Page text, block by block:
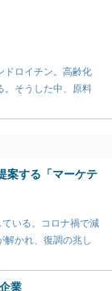
ドロイチン。高齢化
。そうした中、原料
案する「マーケテ
いる。コロナ禍で減
解かれ、復調の兆し
業